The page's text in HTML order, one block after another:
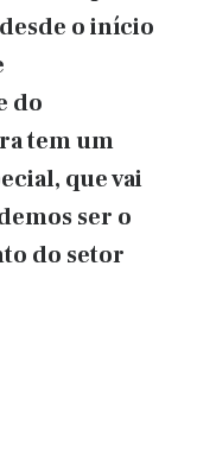
o início
do
tem um
que vai
ser o
do setor